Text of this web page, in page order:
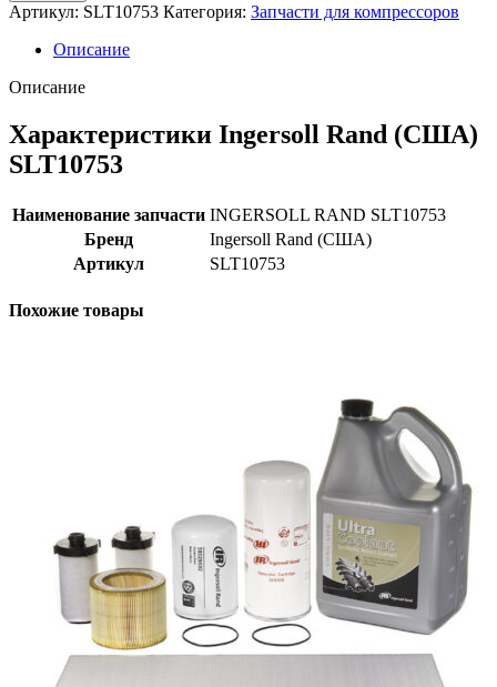
Артикул: SLT10753 Категория: Запчасти для компрессоров
Описание
Описание
Характеристики Ingersoll Rand (США)
SLT10753
Наименование запчасти INGERSOLL RAND SLT10753
Бренд
Ingersoll Rand (США)
Артикул
SLT10753
Похожие товары